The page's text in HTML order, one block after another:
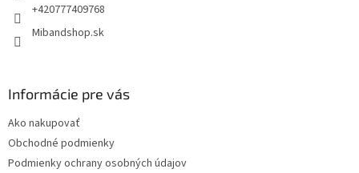
+420777409768
Mibandshop.sk
Informácie pre vás
Ako nakupovať
Obchodné podmienky
Podmienky ochrany osobných údajov